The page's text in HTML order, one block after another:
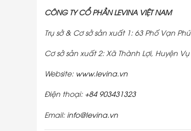
CÔNG TY CỔ PHẦN LEVINA VIỆT NAM
Trụ sở & Cơ sở sản xuất 1: 63 Phố Vạn
Cơ sở sản xuất 2: Xã Thành Lợi, Huyện
Website: www.levina.vn
Điện thoại: +84 903431323
Email: info@levina.vn